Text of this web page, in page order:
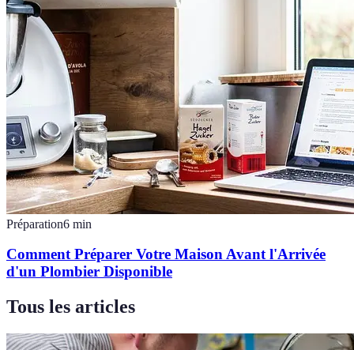
Préparation6 min
Comment Préparer Votre Maison Avant l'Arrivée
d'un Plombier Disponible
Tous les articles